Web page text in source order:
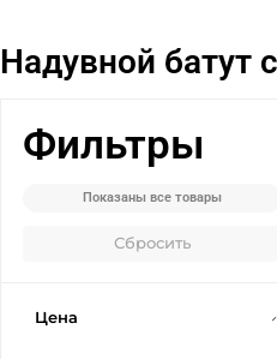
Надувной батут
Фильтры
Показаны все товары
Сбросить
Цена